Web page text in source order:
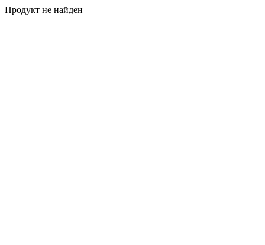
Продукт не найден